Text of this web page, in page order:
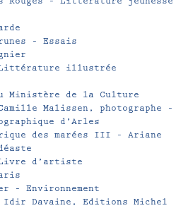
– Essais
illustrée
Ministère de la Culture
Malissen, photographe –
d’Arles
des marées III – Ariane
d’artiste
– Environnement
Idir Davaine, Editions Michel